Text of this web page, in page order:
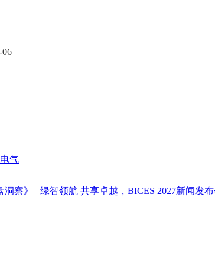
06
气
绿智领航 共享卓越，BICES 2027新闻发布会在京